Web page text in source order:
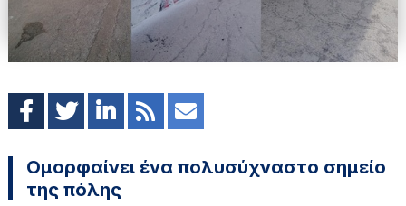
Ομορφαίνει ένα πολυσύχναστο σημείο
της πόλης